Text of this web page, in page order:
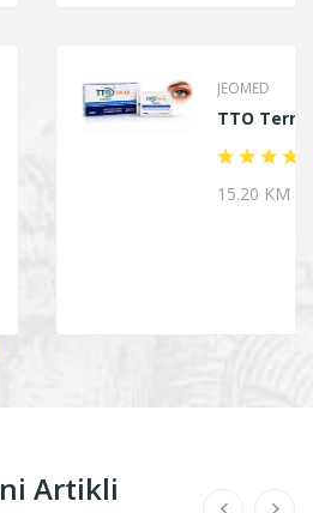
TTO Termalne Marami...
Artikli